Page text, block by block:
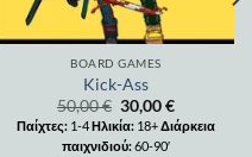
BOARD GAMES
Kick-Ass
50,00€ 30,00€
Παίχτες: 1-4Ηλικία: 18+Διάρκεια
παιχνιδιού:60-90′